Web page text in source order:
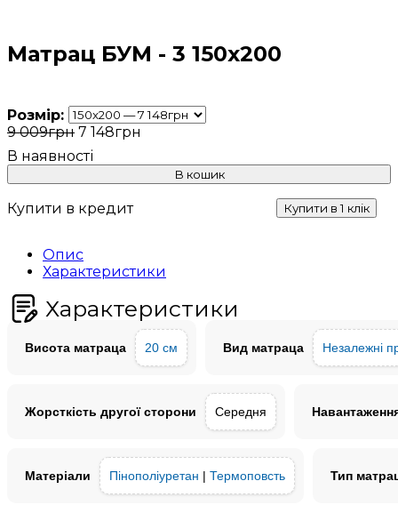
Матрац БУМ - 3 150х200
Розмір:
9 009грн 7 148грн
В кошик
Купити в кредит Купити в 1 клік
Опис
Характеристики
Характеристики
Висота матраца 20 см Вид матраца Незалежні
Жорсткість другої сторони Середня
Матеріали Пінополіуретан | Термоповсть Тип